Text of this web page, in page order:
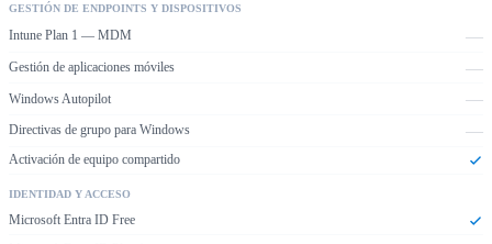
GESTIÓN DE ENDPOINTS Y DISPOSITIVOS
Intune Plan 1 — MDM —
Gestión de aplicaciones móviles —
Windows Autopilot —
Directivas de grupo para Windows —
Activación de equipo compartido
IDENTIDAD Y ACCESO
Microsoft Entra ID Free